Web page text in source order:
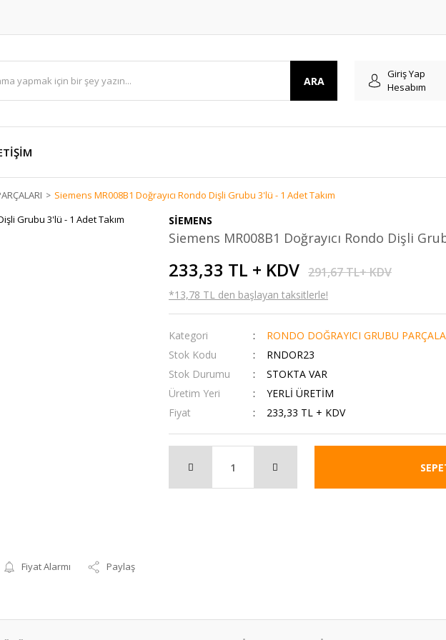
ARA
Giriş Yap
Hesabım
Siemens MR008B1 Doğrayıcı Rondo Dişli Grubu 3'lü - 1 Adet Takım
Fiyat Alarmı Paylaş
SİEMENS
Siemens MR008B1 Doğrayıcı Rondo Dişli
233,33 TL + KDV 291,67 TL+ KDV
*13,78 TL den başlayan taksitlerle!
Kategori RONDO DOĞRAYICI GRUBU
Stok Kodu
RNDOR23
Stok Durumu
STOKTA VAR
Üretim Yeri
YERLİ ÜRETİM
Fiyat
233,33 TL + KDV